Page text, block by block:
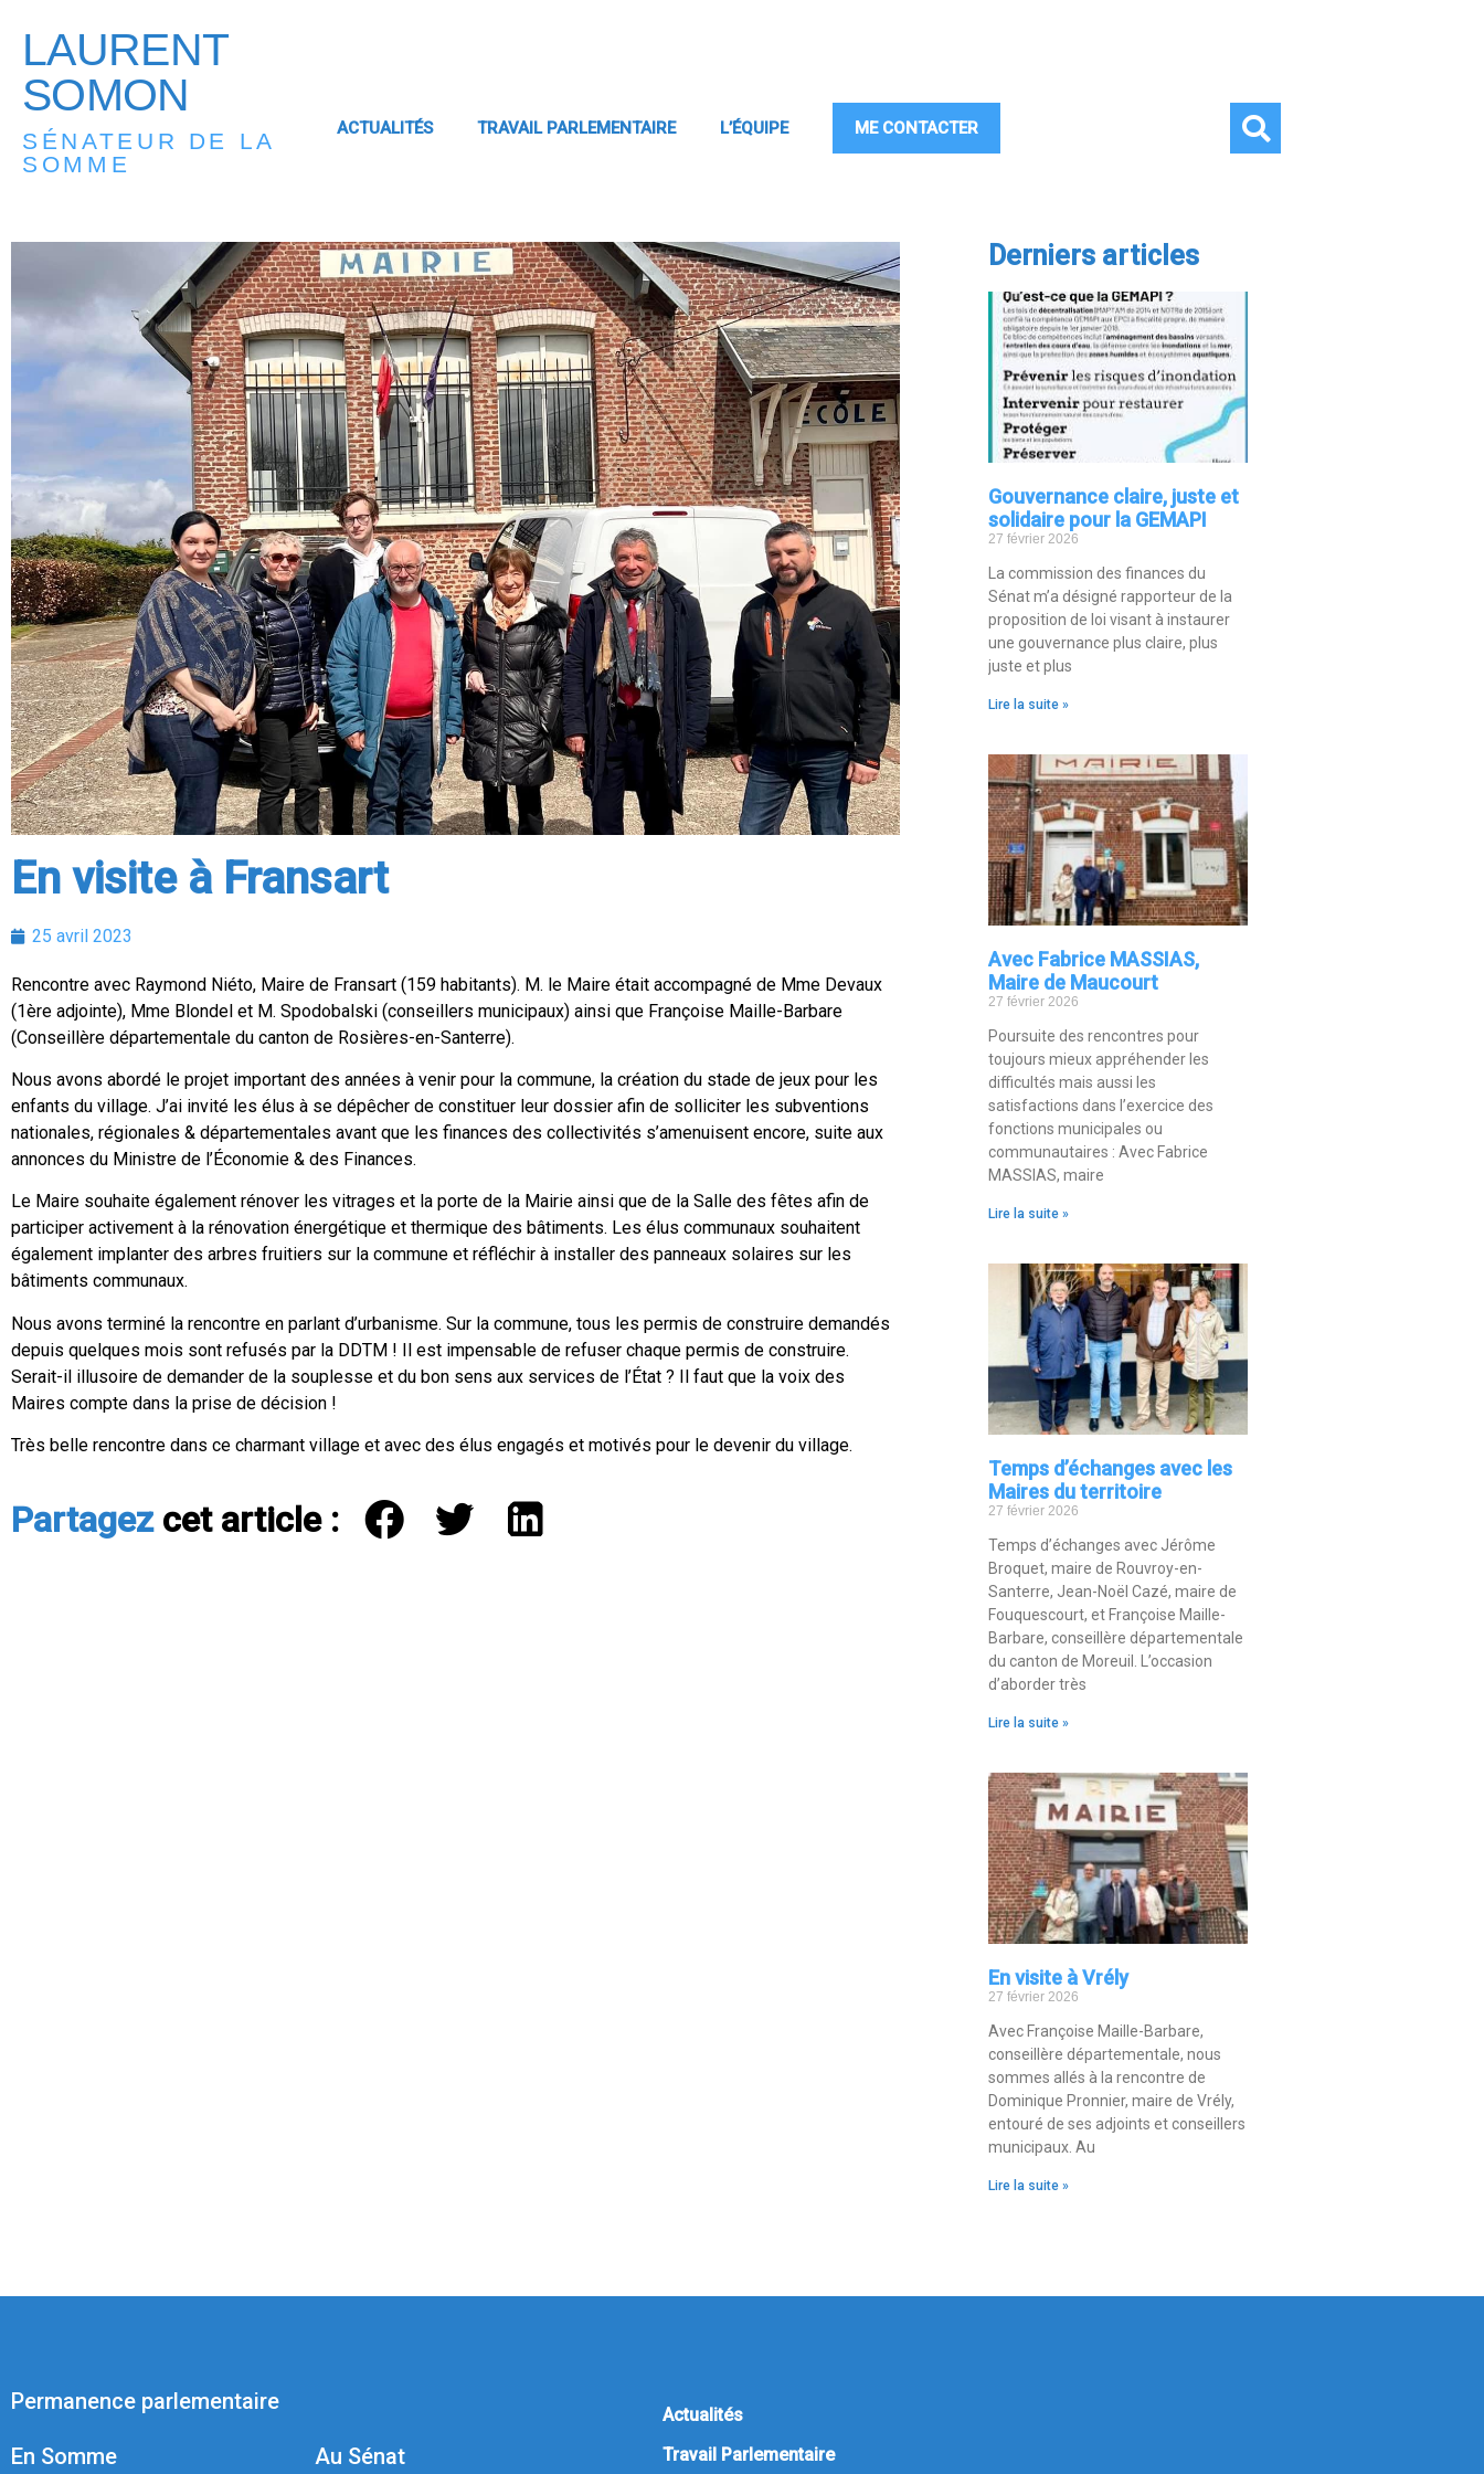
LAURENT
SOMON
SÉNATEUR DE LA
SOMME
ACTUALITÉS TRAVAIL PARLEMENTAIRE L’ÉQUIPE ME CONTACTER
En visite à Fransart
25 avril 2023
Rencontre avec Raymond Niéto, Maire de Fransart (159 habitants). M. le Maire était accompagné de Mme Devaux
(1ère adjointe), Mme Blondel et M. Spodobalski (conseillers municipaux) ainsi que Françoise Maille-Barbare
(Conseillère départementale du canton de Rosières-en-Santerre).
Nous avons abordé le projet important des années à venir pour la commune, la création du stade de jeux pour les
enfants du village. J’ai invité les élus à se dépêcher de constituer leur dossier afin de solliciter les subventions
nationales, régionales & départementales avant que les finances des collectivités s’amenuisent encore, suite aux
annonces du Ministre de l’Économie & des Finances.
Le Maire souhaite également rénover les vitrages et la porte de la Mairie ainsi que de la Salle des fêtes afin de
participer activement à la rénovation énergétique et thermique des bâtiments. Les élus communaux souhaitent
également implanter des arbres fruitiers sur la commune et réfléchir à installer des panneaux solaires sur les
bâtiments communaux.
Nous avons terminé la rencontre en parlant d’urbanisme. Sur la commune, tous les permis de construire demandés
depuis quelques mois sont refusés par la DDTM ! Il est impensable de refuser chaque permis de construire.
Serait-il illusoire de demander de la souplesse et du bon sens aux services de l’État ? Il faut que la voix des
Maires compte dans la prise de décision !
Très belle rencontre dans ce charmant village et avec des élus engagés et motivés pour le devenir du village.
Partagezcet article :
Derniers articles
Gouvernance claire, juste et
solidaire pour la GEMAPI
27 février 2026
La commission des finances du
Sénat m’a désigné rapporteur de la
proposition de loi visant à instaurer
une gouvernance plus claire, plus
juste et plus
Lire la suite »
Avec Fabrice MASSIAS,
Maire de Maucourt
27 février 2026
Poursuite des rencontres pour
toujours mieux appréhender les
difficultés mais aussi les
satisfactions dans l’exercice des
fonctions municipales ou
communautaires : Avec Fabrice
MASSIAS, maire
Lire la suite »
Temps d’échanges avec les
Maires du territoire
27 février 2026
Temps d’échanges avec Jérôme
Broquet, maire de Rouvroy-en-
Santerre, Jean-Noël Cazé, maire de
Fouquescourt, et Françoise Maille-
Barbare, conseillère départementale
du canton de Moreuil. L’occasion
d’aborder très
Lire la suite »
En visite à Vrély
27 février 2026
Avec Françoise Maille-Barbare,
conseillère départementale, nous
sommes allés à la rencontre de
Dominique Pronnier, maire de Vrély,
entouré de ses adjoints et conseillers
municipaux. Au
Lire la suite »
Permanence parlementaire
En Somme Au Sénat
Actualités
Travail Parlementaire